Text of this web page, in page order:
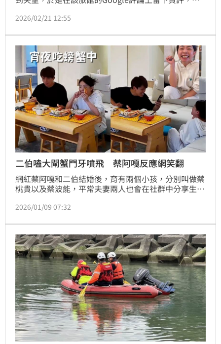
灣旅客的4大奧客事蹟，包括對方擅闖其他住客的房
長文反擊，在社群平台掀起討論，也有曾到該旅館住宿
的網友留下好評，幫日本旅館補血。
2026/02/21 12:55
二伯嗑大閘蟹門牙噴飛 蔡阿嘎反應網笑翻
網紅蔡阿嘎和二伯結婚後，育有兩個小孩，分別叫做蔡
桃貴以及蔡波能，平常夫妻兩人也會在社群中分享生活
片，夫妻倆在客廳肯大閘蟹啃到一半，二伯的門牙斷
手機錄影，也讓眾人笑翻。
2026/01/09 07:32